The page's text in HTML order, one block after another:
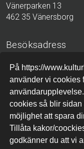
På https://
använder vi cookies
cookies så blir
möjlighet att spara
Tillåta kakor/
godkänner du att vi
Vänerparken 13
462 35 Vänersborg
Besöksadress
411 04 Göteborg
Telefon
010-441 42 00 (växel)
E-post